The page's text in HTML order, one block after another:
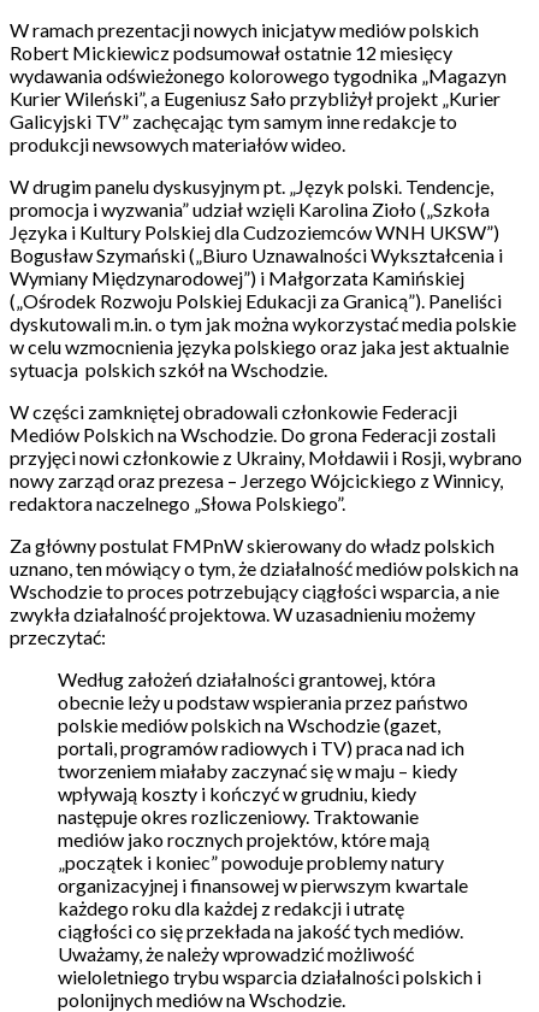
W ramach prezentacji nowych inicjatyw mediów polskich
Robert Mickiewicz podsumował ostatnie 12 miesięcy
wydawania odświeżonego kolorowego tygodnika „Magazyn
Kurier Wileński”, a Eugeniusz Sało przybliżył projekt „Kurier
Galicyjski TV” zachęcając tym samym inne redakcje to
produkcji newsowych materiałów wideo.
W drugim panelu dyskusyjnym pt. „Język polski. Tendencje,
promocja i wyzwania” udział wzięli Karolina Zioło („Szkoła
Języka i Kultury Polskiej dla Cudzoziemców WNH UKSW”)
Bogusław Szymański („Biuro Uznawalności Wykształcenia i
Wymiany Międzynarodowej”) i Małgorzata Kamińskiej
(„Ośrodek Rozwoju Polskiej Edukacji za Granicą”). Paneliści
dyskutowali m.in. o tym jak można wykorzystać media polskie
w celu wzmocnienia języka polskiego oraz jaka jest aktualnie
sytuacja polskich szkół na Wschodzie.
W części zamkniętej obradowali członkowie Federacji
Mediów Polskich na Wschodzie. Do grona Federacji zostali
przyjęci nowi członkowie z Ukrainy, Mołdawii i Rosji, wybrano
nowy zarząd oraz prezesa – Jerzego Wójcickiego z Winnicy,
redaktora naczelnego „Słowa Polskiego”.
Za główny postulat FMPnW skierowany do władz polskich
uznano, ten mówiący o tym, że działalność mediów polskich na
Wschodzie to proces potrzebujący ciągłości wsparcia, a nie
zwykła działalność projektowa. W uzasadnieniu możemy
przeczytać:
Według założeń działalności grantowej, która
obecnie leży u podstaw wspierania przez państwo
polskie mediów polskich na Wschodzie (gazet,
portali, programów radiowych i TV) praca nad ich
tworzeniem miałaby zaczynać się w maju – kiedy
wpływają koszty i kończyć w grudniu, kiedy
następuje okres rozliczeniowy. Traktowanie
mediów jako rocznych projektów, które mają
„początek i koniec” powoduje problemy natury
organizacyjnej i finansowej w pierwszym kwartale
każdego roku dla każdej z redakcji i utratę
ciągłości co się przekłada na jakość tych mediów.
Uważamy, że należy wprowadzić możliwość
wieloletniego trybu wsparcia działalności polskich i
polonijnych mediów na Wschodzie.